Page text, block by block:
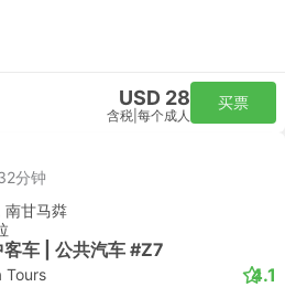
USD 28
含税 每个成人
买票
分钟
南甘马粦
客车 | 公共汽车 #Z7
Tours 4.1